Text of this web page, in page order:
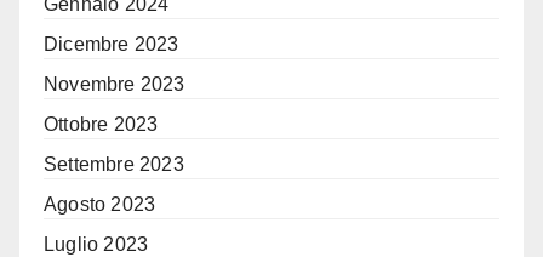
Gennaio 2024
Dicembre 2023
Novembre 2023
Ottobre 2023
Settembre 2023
Agosto 2023
Luglio 2023